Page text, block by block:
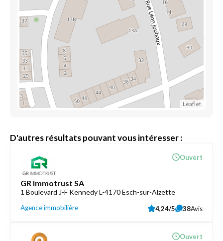
Leaflet
D'autres résultats pouvant vous intéresser :
GR Immotrust SA
1 Boulevard J-F Kennedy L-4170 Esch-sur-Alzette
Agence immobilière
Ouvert
4,24/5 38Avis
Ouvert